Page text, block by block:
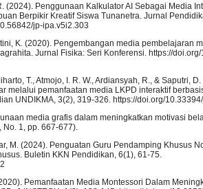
(2024). Penggunaan Kalkulator AI Sebagai Media
Berpikir Kreatif Siswa Tunanetra. Jurnal
jp-ipa.v5i2.303
K. (2020). Pengembangan media pembelajaran
Jurnal Fisika: Seri Konferensi. https://
T., Atmojo, I. R. W., Ardiansyah, R., & Saputri,
melalui pemanfaatan media LKPD interaktif
UNDIKMA, 3(2), 319-326. https://doi.org/
media grafis dalam meningkatkan motivasi
1, pp. 667-677).
M. (2024). Penguatan Guru Pendamping Khusus
Buletin KKN Pendidikan, 6(1), 61-75.
Pemanfaatan Media Montessori Dalam